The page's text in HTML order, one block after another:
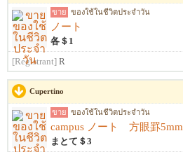
ขาย ของใช้ในชีวิตประจำวัน
ノート
各＄1
[Registrant] R
Cupertino
ขาย ของใช้ในชีวิตประจำวัน
campus ノート 方眼罫5mm
まとて＄3